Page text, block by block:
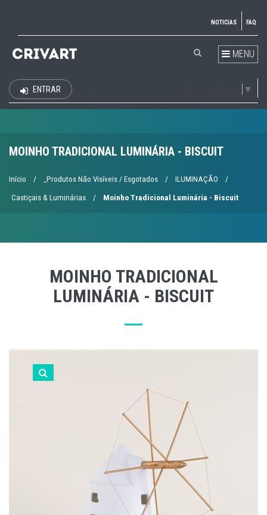
NOTICIAS FAQ
MENU
▼
ENTRAR
MOINHO TRADICIONAL LUMINÁRIA - BISCUIT
Início / _Produtos Não Visíveis / Esgotados / ILUMINAÇÃO /
Castiçais & Luminárias / Moinho Tradicional Luminária - Biscuit
MOINHO TRADICIONAL
LUMINÁRIA - BISCUIT